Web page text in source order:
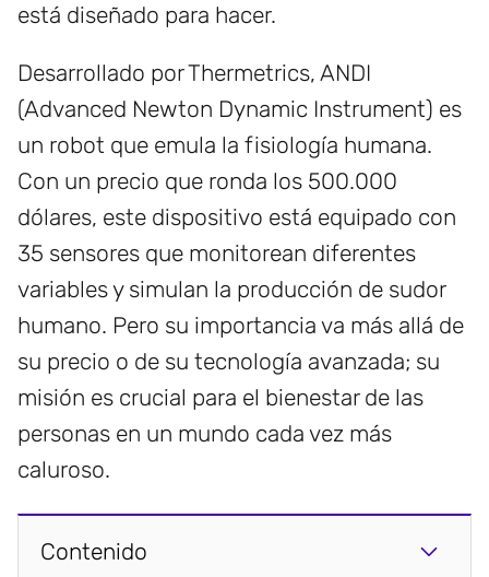
está diseñado para hacer.
Desarrollado por Thermetrics, ANDI
(Advanced Newton Dynamic Instrument) es
un robot que emula la fisiología humana.
Con un precio que ronda los 500.000
dólares, este dispositivo está equipado con
35 sensores que monitorean diferentes
variables y simulan la producción de sudor
humano. Pero su importancia va más allá de
su precio o de su tecnología avanzada; su
misión es crucial para el bienestar de las
personas en un mundo cada vez más
caluroso.
Contenido